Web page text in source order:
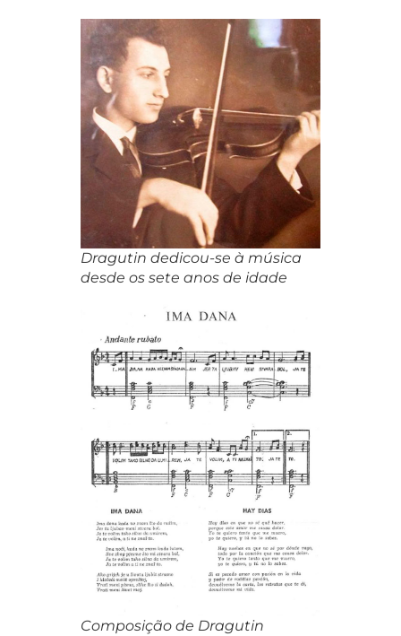
Dragutin dedicou-se à música
desde os sete anos de idade
Composição de Dragutin